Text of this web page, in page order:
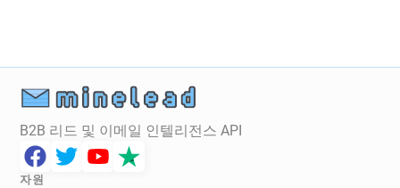
B2B 리드 및 이메일 인텔리전스 API
자원